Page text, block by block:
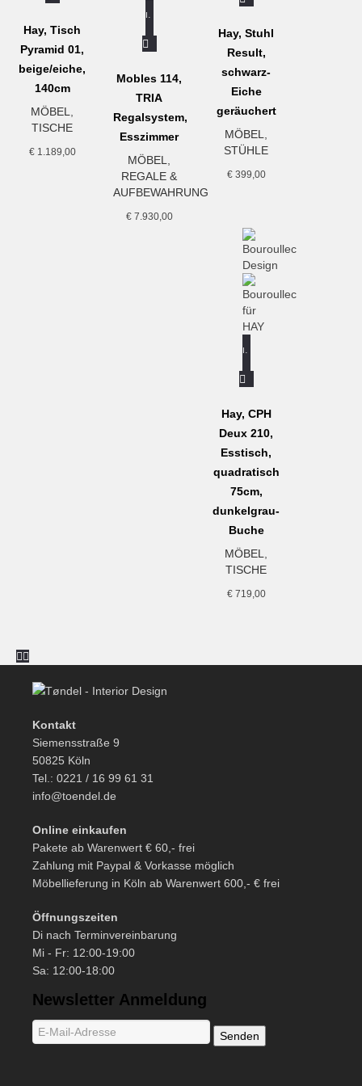
Umverpackungen werden von uns entsorgt
Umtausch & Rückgabe
Sollte etwas nicht gefallen, kann der Artikel zurückgeschickt
werden.
Als kleiner Laden freuen wir uns natürlich über möglichst
wenige Rücksendungen.
Vom Umtausch ausgenommen sind Möbel, die nicht
vorgefertigt sind und für deren Herstellung eine individuelle
Auswahl oder Bestimmung durch den Verbraucher
Bedürfnisse des Verbrauchers zugeschnitten sind.
Hay, Tisch
Pyramid 01,
beige/eiche,
140cm
MÖBEL
TISCHE
€1.189,00
Mobles 114,
TRIA
Regalsystem,
Esszimmer
MÖBEL
REGALE &
AUFBEWAHRUNG
€7.930,00
Hay, Stuhl
Result,
schwarz-
Eiche
geräuchert
MÖBEL
STÜHLE
€399,00
Hay, CPH
Deux 210,
Esstisch,
quadratisch
75cm,
dunkelgrau-
Buche
MÖBEL
TISCHE
€719,00
Kontakt
Siemensstraße 9
50825 Köln
Tel.: 0221 / 16 99 61 31
info@toendel.de
Online einkaufen
Pakete ab Warenwert € 60,- frei
Zahlung mit Paypal & Vorkasse möglich
Möbellieferung in Köln ab Warenwert 600,- € frei
Öffnungszeiten
Di nach Terminvereinbarung
Mi - Fr: 12:00-19:00
Sa: 12:00-18:00
Newsletter Anmeldung